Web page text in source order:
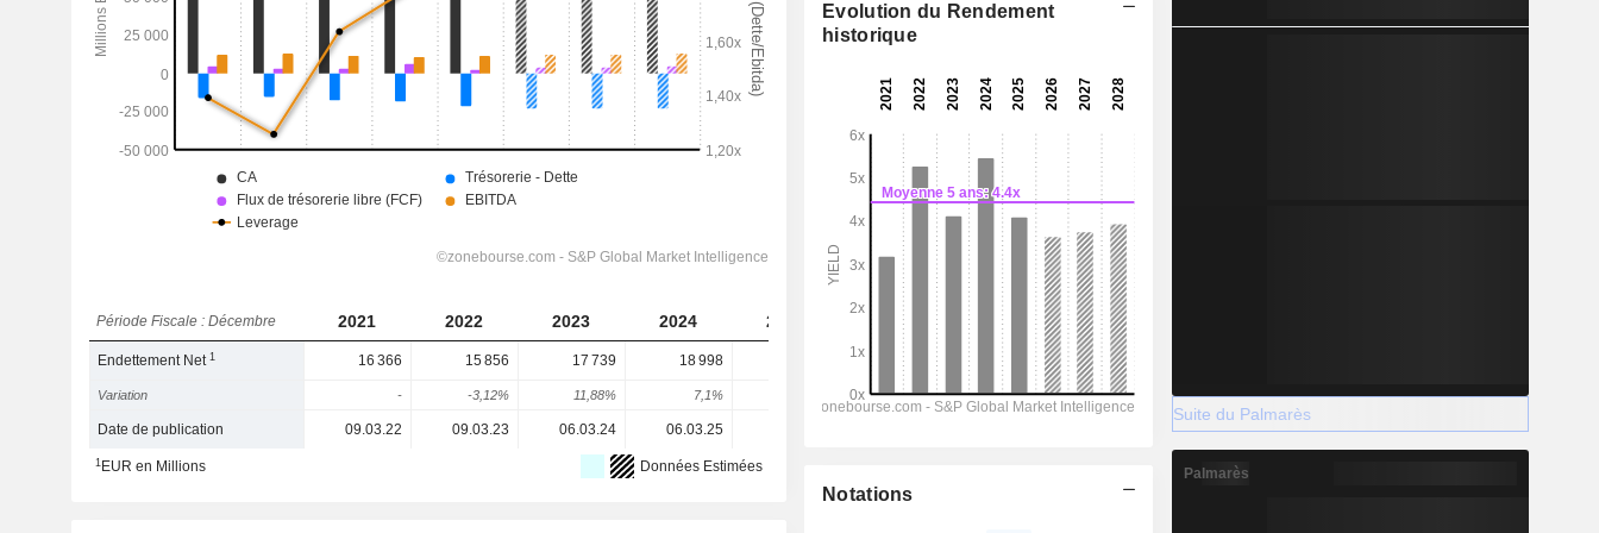
Période Fiscale : Décembre 2021 2022 2023 2024 2025 2026 2027 2028
Endettement Net1 16 366 15 856 17 739 18 998 22 473 22 710 22 331
Variation - -3,12% 11,88% 7,1% 4,45% 1,05% -1,67%
Date de publication 09.03.22 09.03.23 06.03.24 06.03.25
1EUR en Millions Données Estimées
Evolution du Rendement
historique
Notations
Suite du Palmarès
Palmarès